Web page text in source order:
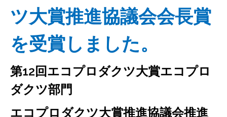
ツ大賞推進協議会会長賞
を受賞しました。
第12回エコプロダクツ大賞エコプロ
ダクツ部門
エコプロダクツ大賞推進協議会推進